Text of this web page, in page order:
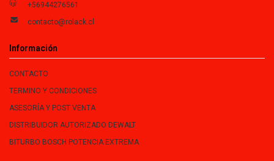
+56944276561
contacto@rolack.cl
Información
CONTACTO
TERMINO Y CONDICIONES
ASESORÍA Y POST VENTA
DISTRIBUIDOR AUTORIZADO DEWALT
BITURBO BOSCH POTENCIA EXTREMA